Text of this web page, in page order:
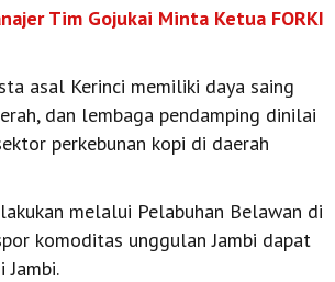
Tim Gojukai Minta Ketua FORKI
asal Kerinci memiliki daya saing
dan lembaga pendamping dinilai
perkebunan kopi di daerah
melalui Pelabuhan Belawan di
komoditas unggulan Jambi dapat